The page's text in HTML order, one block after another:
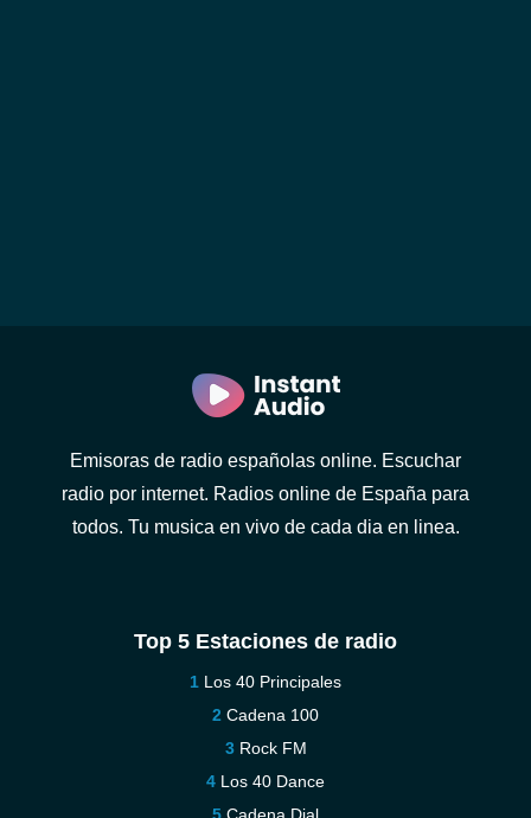
Emisoras de radio españolas online. Escuchar
radio por internet. Radios online de España para
todos. Tu musica en vivo de cada dia en linea.
Top 5 Estaciones de radio
Los 40 Principales
Cadena 100
Rock FM
Los 40 Dance